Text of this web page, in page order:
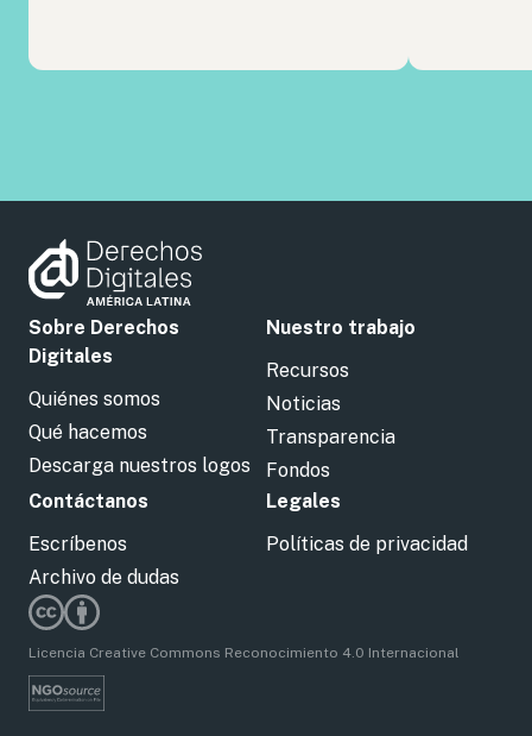
Sobre Derechos
Digitales
Quiénes somos
Qué hacemos
Descarga nuestros logos
Nuestro trabajo
Recursos
Noticias
Transparencia
Fondos
Contáctanos
Escríbenos
Archivo de dudas
Legales
Políticas de privacidad
Licencia Creative Commons Reconocimiento 4.0 Internacional